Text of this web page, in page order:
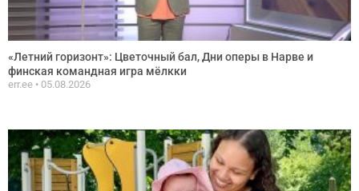
«Летний горизонт»: Цветочный бал, Дни оперы в Нарве и
финская командная игра мёлкки
err.ee 05.08.2026